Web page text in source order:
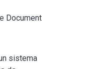
Document
sistema